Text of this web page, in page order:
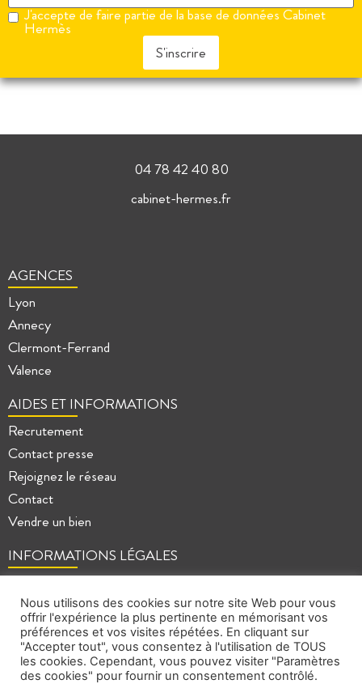
J'accepte de faire partie de la base de données Cabinet
Hermès
S'inscrire
04 78 42 40 80
cabinet-hermes.fr
AGENCES
Lyon
Annecy
Clermont-Ferrand
Valence
AIDES ET INFORMATIONS
Recrutement
Contact presse
Rejoignez le réseau
Contact
Vendre un bien
INFORMATIONS LÉGALES
Mentions légales
Politique de confidentialité
Plan du site
Nous utilisons des cookies sur notre site Web pour vous
offrir l'expérience la plus pertinente en mémorisant vos
préférences et vos visites répétées. En cliquant sur
"Accepter tout", vous consentez à l'utilisation de TOUS
les cookies. Cependant, vous pouvez visiter "Paramètres
des cookies" pour fournir un consentement contrôlé.